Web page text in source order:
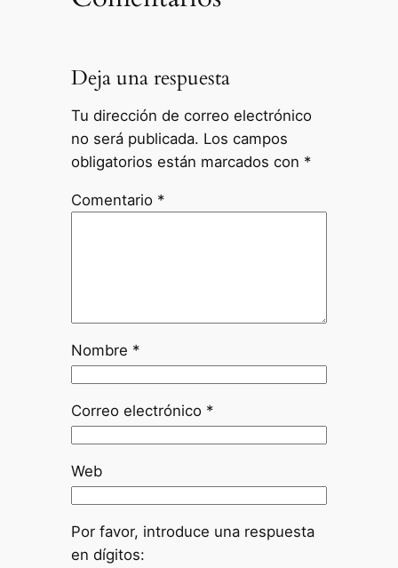
Deja una respuesta
Tu dirección de correo electrónico
no será publicada. Los campos
obligatorios están marcados con *
Comentario *
Nombre *
Correo electrónico *
Web
Por favor, introduce una respuesta
en dígitos: